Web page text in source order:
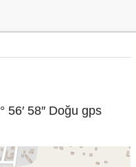
56′ 58″ Doğu gps